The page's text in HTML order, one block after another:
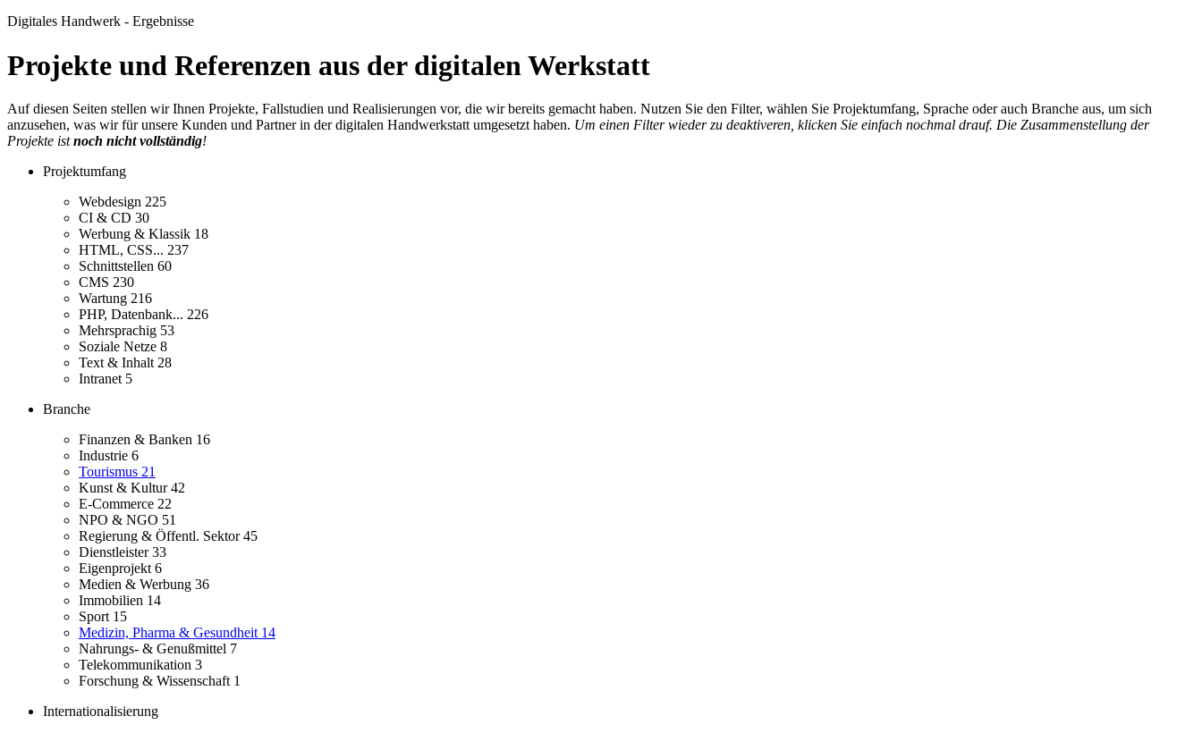
Digitales Handwerk - Ergebnisse
Projekte und Referenzen aus der digitalen Werkstatt
Auf diesen Seiten stellen wir Ihnen Projekte, Fallstudien und Realisierungen vor, die wir bereits gemacht haben. Nutzen Sie den Filter, wählen Sie Projektumfang, Sprache oder auch Branche aus, um sich
anzusehen, was wir für unsere Kunden und Partner in der digitalen Handwerkstatt umgesetzt haben. Um einen Filter wieder zu deaktiveren, klicken Sie einfach nochmal drauf. Die Zusammenstellung der
Projekte istnoch nicht vollständig!
Projektumfang
Webdesign 225
CI & CD 30
Werbung & Klassik 18
HTML, CSS... 237
Schnittstellen 60
CMS 230
Wartung 216
PHP, Datenbank... 226
Mehrsprachig 53
Soziale Netze 8
Text & Inhalt 28
Intranet 5
Branche
Finanzen & Banken 16
Industrie 6
Tourismus 21
Kunst & Kultur42
E-Commerce 22
NPO & NGO 51
Regierung & Öffentl. Sektor45
Dienstleister33
Eigenprojekt 6
Medien & Werbung 36
Immobilien 14
Sport 15
Medizin, Pharma & Gesundheit 14
Nahrungs- & Genußmittel 7
Telekommunikation 3
Forschung & Wissenschaft 1
Internationalisierung